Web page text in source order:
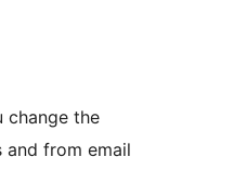
change the
and from email